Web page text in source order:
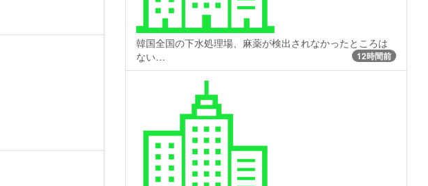
韓国全国の下水処理場、麻薬が検出されなかったところは
ない…
12時間前